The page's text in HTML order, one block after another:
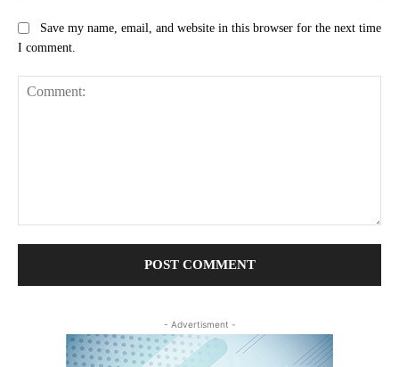
Save my name, email, and website in this browser for the next time
I comment.
- Advertisment -